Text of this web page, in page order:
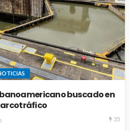
buscado en
35